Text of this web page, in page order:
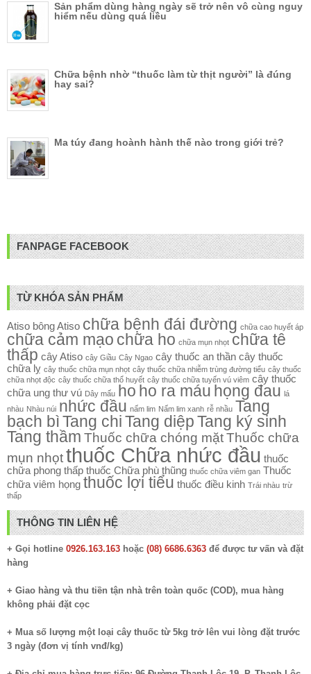
Sản phẩm dùng hàng ngày sẽ trở nên vô cùng nguy
hiểm nếu dùng quá liều
Chữa bệnh nhờ “thuốc làm từ thịt người” là đúng
hay sai?
Ma túy đang hoành hành thế nào trong giới trẻ?
FANPAGE FACEBOOK
TỪ KHÓA SẢN PHẨM
Atiso bông Atiso chữa bệnh đái đường chữa cao huyết áp
chữa cảm mạo chữa ho chữa mụn nhọt chữa tê
thấp cây Atiso cây Giầu Cây Ngao cây thuốc an thần cây thuốc
chữa lỵ cây thuốc chữa mụn nhọt cây thuốc chữa nhiễm trùng đường tiểu cây thuốc
chữa nhọt độc cây thuốc chữa thổ huyết cây thuốc chữa tuyến vú viêm cây thuốc
chữa ung thư vú Dây mấu ho ho ra máu họng đau lá
nhàu Nhàu núi nhức đầu nấm lim Nấm lim xanh rễ nhầu Tang
bạch bì Tang chi Tang diệp Tang ký sinh
Tang thầm Thuốc chữa chóng mặtThuốc chữa
mụn nhọtthuốc Chữa nhức đầu thuốc
chữa phong thấp thuốc Chữa phù thũng thuốc chữa viêm gan Thuốc
chữa viêm họng thuốc lợi tiểu thuốc điều kinh Trái nhàu trừ
thấp
THÔNG TIN LIÊN HỆ
+ Gọi hotline 0926.163.163 hoặc (08) 6686.6363 để được tư vấn và đặt
hàng
+ Giao hàng và thu tiền tận nhà trên toàn quốc (COD), mua hàng
không phải đặt cọc
+ Mua số lượng một loại cây thuốc từ 5kg trở lên vui lòng đặt trước
3 ngày (đơn vị tính vnđ/kg)